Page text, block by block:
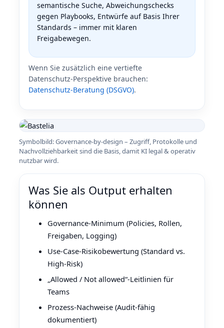
semantische Suche, Abweichungschecks
gegen Playbooks, Entwürfe auf Basis Ihrer
Standards – immer mit klaren
Freigabewegen.
Wenn Sie zusätzlich eine vertiefte
Datenschutz‑Perspektive brauchen:
Datenschutz‑Beratung (DSGVO).
Symbolbild: Governance-by-design – Zugriff, Protokolle und
Nachvollziehbarkeit sind die Basis, damit KI legal & operativ
nutzbar wird.
Was Sie als Output erhalten
können
Governance‑Minimum (Policies, Rollen,
Freigaben, Logging)
Use‑Case‑Risikobewertung (Standard vs.
High‑Risk)
„Allowed / Not allowed“‑Leitlinien für
Teams
Prozess‑Nachweise (Audit‑fähig
dokumentiert)